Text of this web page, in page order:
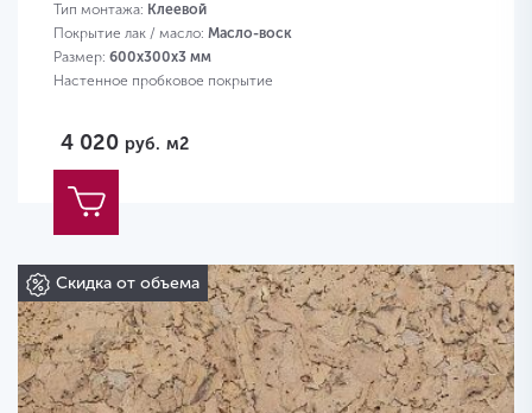
Тип монтажа: Клеевой
Покрытие лак / масло: Масло-воск
Размер: 600х300х3 мм
Настенное пробковое покрытие
4 020 руб. м2
Скидка от объема